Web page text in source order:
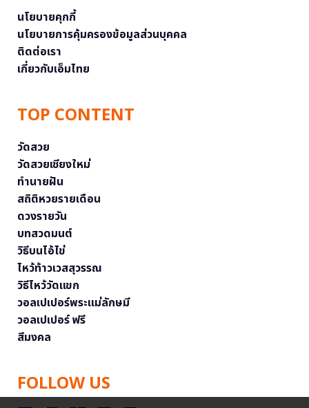
นโยบายคุกกี้
นโยบายการคุ้มครองข้อมูลส่วนบุคคล
ติดต่อเรา
เกี่ยวกับเอ็มไทย
TOP CONTENT
วัดสวย
วัดสวยเชียงใหม่
ทำนายฝัน
สถิติหวยรายเดือน
ดวงรายวัน
บทสวดมนต์
วิธีบนไอ้ไข่
ไหว้ท้าวเวสสุวรรณ
วิธีไหว้วัดแขก
วอลเปเปอร์พระแม่ลักษมี
วอลเปเปอร์ ฟรี
สีมงคล
FOLLOW US